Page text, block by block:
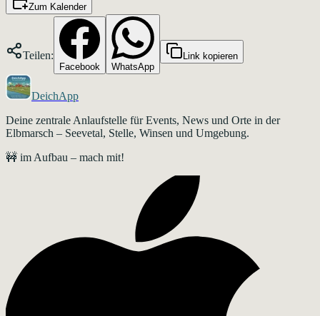
Zum Kalender
Teilen:
Facebook WhatsApp
Link kopieren
DeichApp
Deine zentrale Anlaufstelle für Events, News und Orte in der
Elbmarsch – Seevetal, Stelle, Winsen und Umgebung.
🚧 im Aufbau – mach mit!